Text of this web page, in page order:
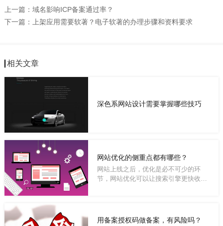
上一篇： 域名影响ICP备案通过率？
下一篇：
上架应用需要软著？电子软著的办理步骤和资料要求
相关文章
深色系网站设计需要掌握哪些技巧
网站优化的侧重点都有哪些？
网站上线之后，优化是必不可少的环
节，网站优化可以让搜索引擎更快收
用备案授权码做备案，有风险吗？